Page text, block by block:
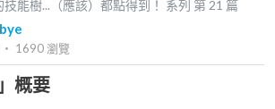
能樹...（應該）都點得到！ 系列 第21 篇
‧ 1690瀏覽
概要